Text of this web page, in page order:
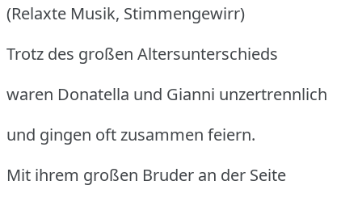
(Relaxte Musik, Stimmengewirr)
Trotz des großen Altersunterschieds
waren Donatella und Gianni unzertrennlich
und gingen oft zusammen feiern.
Mit ihrem großen Bruder an der Seite